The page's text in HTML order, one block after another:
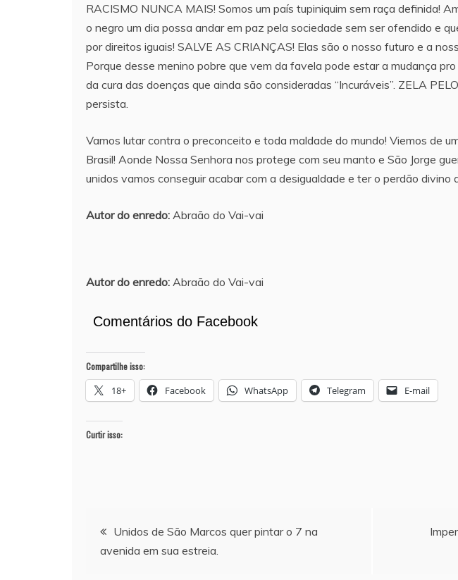
RACISMO NUNCA MAIS! Somos um país tupiniquim sem raça definida!
o negro um dia possa andar em paz pela sociedade sem ser ofendido e
por direitos iguais! SALVE AS CRIANÇAS! Elas são o nosso futuro e a
Porque desse menino pobre que vem da favela pode estar a mudança
da cura das doenças que ainda são consideradas “Incuráveis”. ZELA
persista.
Vamos lutar contra o preconceito e toda maldade do mundo! Viemos de
Brasil! Aonde Nossa Senhora nos protege com seu manto e São Jorge
unidos vamos conseguir acabar com a desigualdade e ter o perdão divino
Autor do enredo: Abraão do Vai-vai
Autor do enredo: Abraão do Vai-vai
Comentários do Facebook
Compartilhe isso:
18+ Facebook WhatsApp Telegram E-mail
Curtir isso:
Navegação
de
Unidos de São Marcos quer pintar o 7 na
avenida em sua estreia.